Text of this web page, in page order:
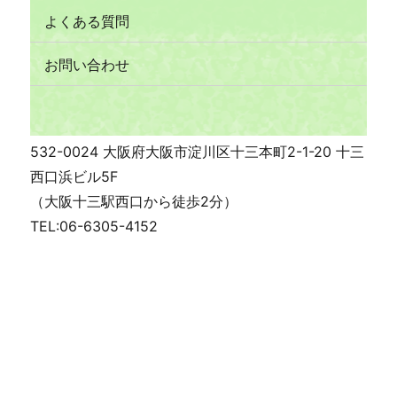
よくある質問
お問い合わせ
532-0024 大阪府大阪市淀川区十三本町2-1-20 十三
西口浜ビル5F
（大阪十三駅西口から徒歩2分）
TEL:06-6305-4152